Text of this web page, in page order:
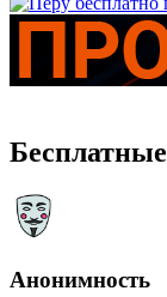
Анонимность